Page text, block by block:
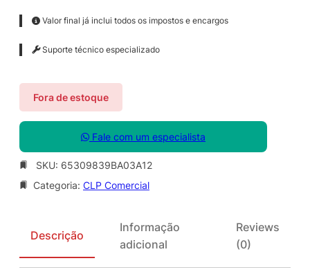
Valor final já inclui todos os impostos e encargos
Suporte técnico especializado
Fora de estoque
Fale com um especialista
SKU: 65309839BA03A12
Categoria: CLP Comercial
Descrição
Informação
adicional
Reviews
(0)